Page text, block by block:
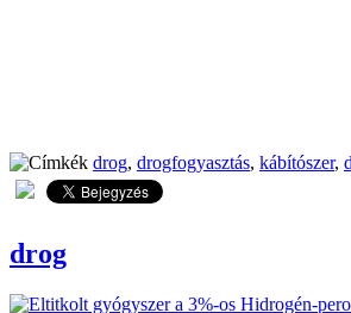
drog, drogfogyasztás, kábítószer,
drog